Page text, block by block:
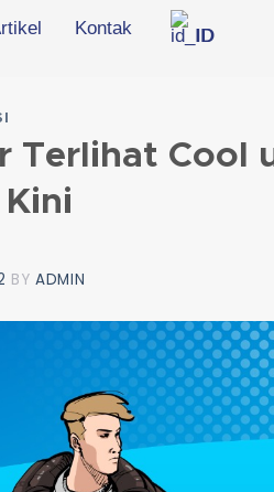
Kontak
ID
Terlihat Cool
Kini
BY ADMIN